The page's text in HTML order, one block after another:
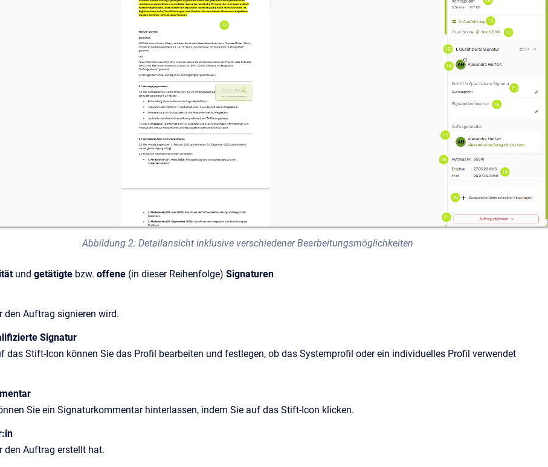
Abbildung 2: Detailansicht inklusive verschiedener Bearbeitungsmöglichkeiten
und getätigte bzw. offene (in dieser Reihenfolge) Signaturen
den Auftrag signieren wird.
Signatur
das Stift-Icon können Sie das Profil bearbeiten und festlegen, ob das Systemprofil oder ein individuelles Profil verwendet
Sie ein Signaturkommentar hinterlassen, indem Sie auf das Stift-Icon klicken.
den Auftrag erstellt hat.